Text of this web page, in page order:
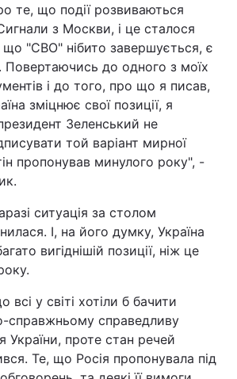
те, що події розвиваються
з Москви, і це сталося
"СВО" нібито завершується, є
до одного з моїх
і до того, про що я писав,
зміцнює свої позиції, я
Зеленський не
той варіант мирної
пропонував минулого року", -
ситуація за столом
І, на його думку, Україна
вигіднішій позиції, ніж це
у світі хотіли б бачити
справжньому справедливу
України, проте стан речей
Те, що Росія пропонувала під